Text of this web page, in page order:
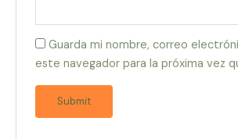
Guarda mi nombre, correo
este navegador para la próxima vez